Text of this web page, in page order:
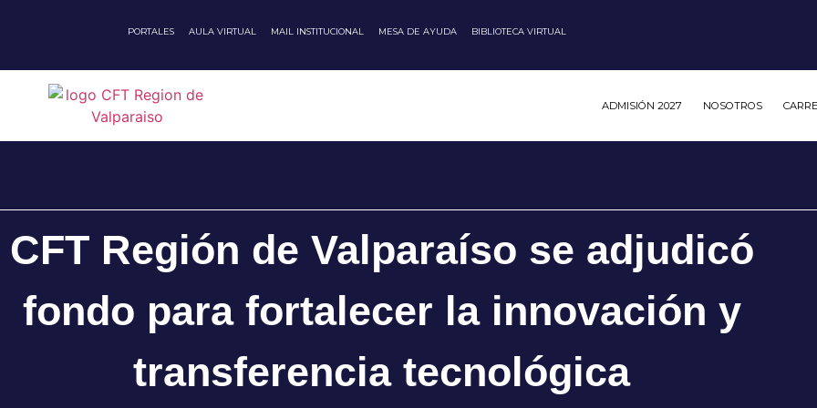
PORTALES AULA VIRTUAL MAIL INSTITUCIONAL MESA DE AYUDA BIBLIOTECA VIRTUAL
ADMISIÓN 2027 NOSOTROS
CFT Región de Valparaíso se adjudicó
fondo para fortalecer la innovación y
transferencia tecnológica